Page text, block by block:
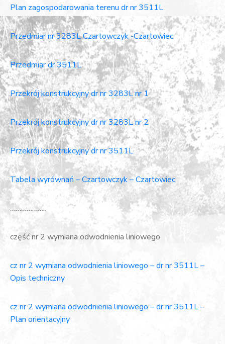
Plan zagospodarowania terenu dr nr 3511L
Przedmiar nr 3283L Czartowczyk -Czartowiec
Przedmiar dr 3511L
Przekrój konstrukcyjny dr nr 3283L nr 1
Przekrój konstrukcyjny dr nr 3283L nr 2
Przekrój konstrukcyjny dr nr 3511L
Tabela wyrównań – Czartowczyk – Czartowiec
………………..
część nr 2 wymiana odwodnienia liniowego
cz nr 2 wymiana odwodnienia liniowego – dr nr 3511L –
Opis techniczny
cz nr 2 wymiana odwodnienia liniowego – dr nr 3511L –
Plan orientacyjny